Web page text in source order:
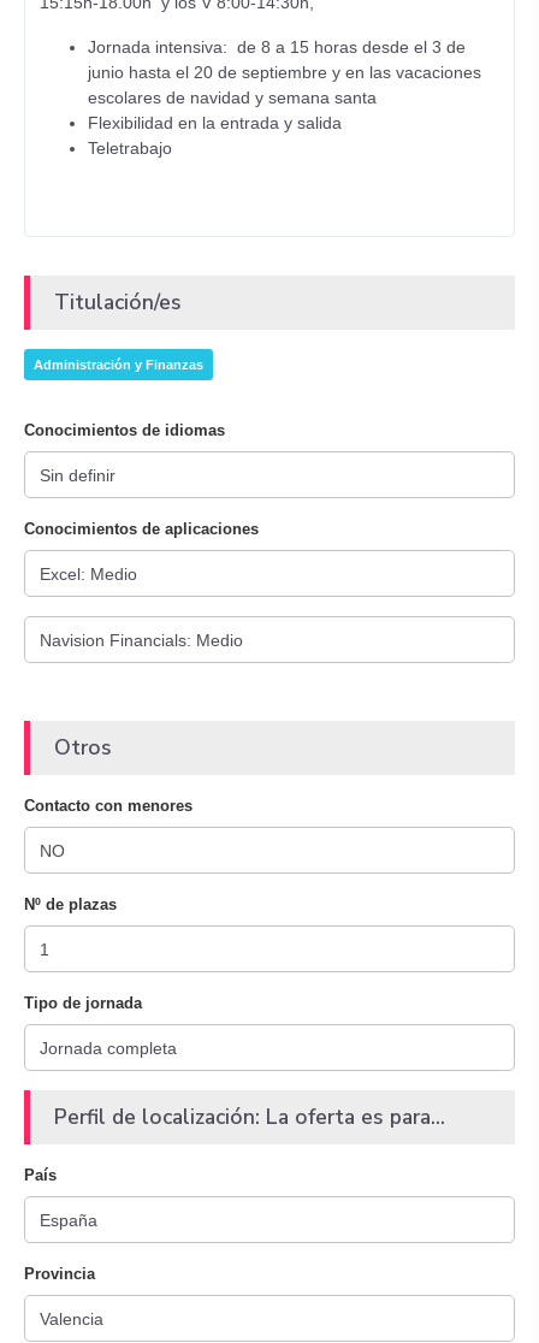
Jornada intensiva: de 8 a 15 horas desde el 3 de
junio hasta el 20 de septiembre y en las vacaciones
escolares de navidad y semana santa
Flexibilidad en la entrada y salida
Teletrabajo
Titulación/es
Administración y Finanzas
Conocimientos de idiomas
Conocimientos de aplicaciones
Otros
Contacto con menores
Nº de plazas
Tipo de jornada
Perfil de localización: La oferta es para...
País
Provincia